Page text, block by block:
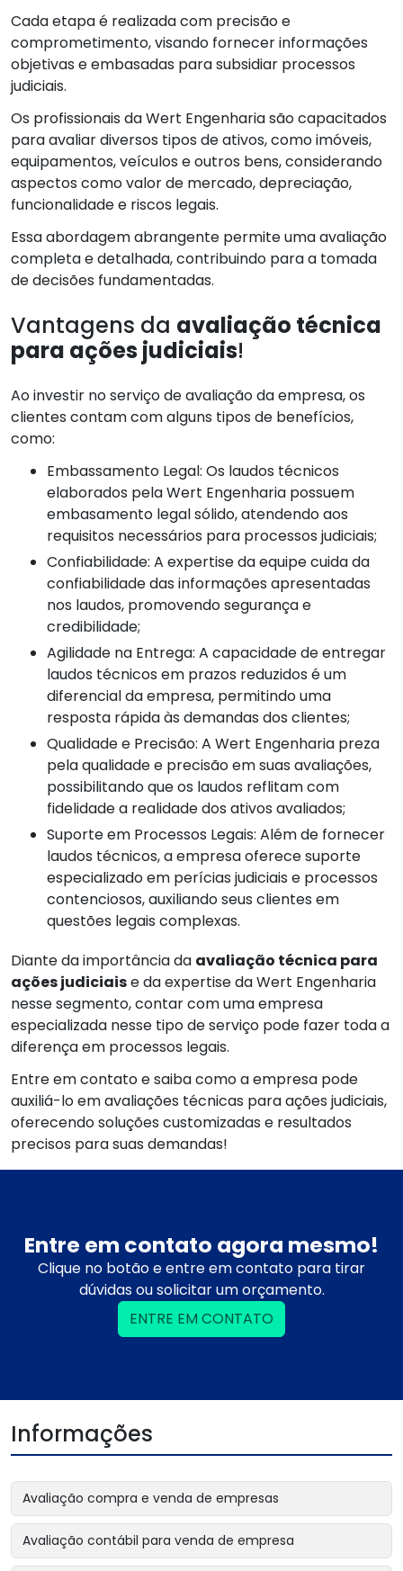
Cada etapa é realizada com precisão e
comprometimento, visando fornecer informações
objetivas e embasadas para subsidiar processos
judiciais.
Os profissionais da Wert Engenharia são capacitados
para avaliar diversos tipos de ativos, como imóveis,
equipamentos, veículos e outros bens, considerando
aspectos como valor de mercado, depreciação,
funcionalidade e riscos legais.
Essa abordagem abrangente permite uma avaliação
completa e detalhada, contribuindo para a tomada
de decisões fundamentadas.
Vantagens da avaliação técnica
para ações judiciais!
Ao investir no serviço de avaliação da empresa, os
clientes contam com alguns tipos de benefícios,
como:
Embassamento Legal: Os laudos técnicos
elaborados pela Wert Engenharia possuem
embasamento legal sólido, atendendo aos
requisitos necessários para processos judiciais;
Confiabilidade: A expertise da equipe cuida da
confiabilidade das informações apresentadas
nos laudos, promovendo segurança e
credibilidade;
Agilidade na Entrega: A capacidade de entregar
laudos técnicos em prazos reduzidos é um
diferencial da empresa, permitindo uma
resposta rápida às demandas dos clientes;
Qualidade e Precisão: A Wert Engenharia preza
pela qualidade e precisão em suas avaliações,
possibilitando que os laudos reflitam com
fidelidade a realidade dos ativos avaliados;
Suporte em Processos Legais: Além de fornecer
laudos técnicos, a empresa oferece suporte
especializado em perícias judiciais e processos
contenciosos, auxiliando seus clientes em
questões legais complexas.
Diante da importância da avaliação técnica para
ações judiciaise da expertise da Wert Engenharia
nesse segmento, contar com uma empresa
especializada nesse tipo de serviço pode fazer toda a
diferença em processos legais.
Entre em contato e saiba como a empresa pode
auxiliá-lo em avaliações técnicas para ações judiciais,
oferecendo soluções customizadas e resultados
precisos para suas demandas!
Entre em contato agora mesmo!
Clique no botão e entre em contato para tirar
dúvidas ou solicitar um orçamento.
ENTRE EM CONTATO
Informações
Avaliação compra e venda de empresas
Avaliação contábil para venda de empresa